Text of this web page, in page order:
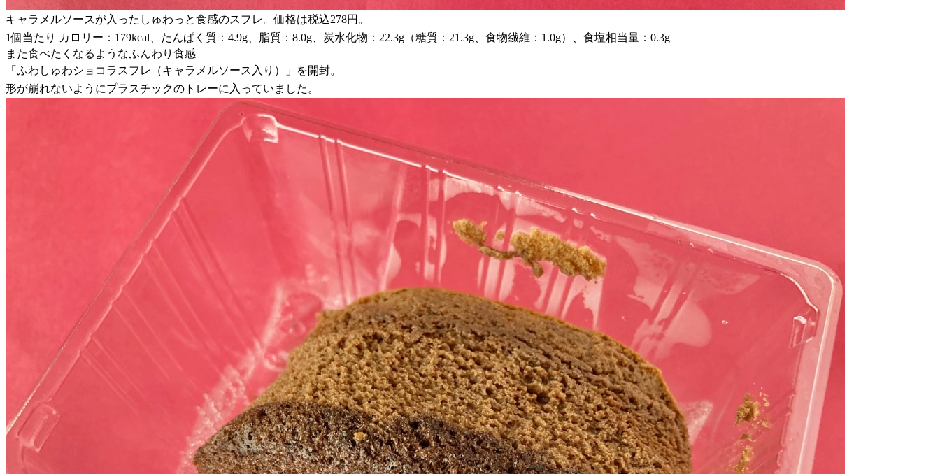
キャラメルソースが入ったしゅわっと食感のスフレ。価格は税込278円。
1個当たり カロリー：179kcal、たんぱく質：4.9g、脂質：8.0g、炭水化物：22.3g（糖質：21.3g、食物繊維：1.0g）、食塩相当量：0.3g
また食べたくなるようなふんわり食感
「ふわしゅわショコラスフレ（キャラメルソース入り）」を開封。
形が崩れないようにプラスチックのトレーに入っていました。